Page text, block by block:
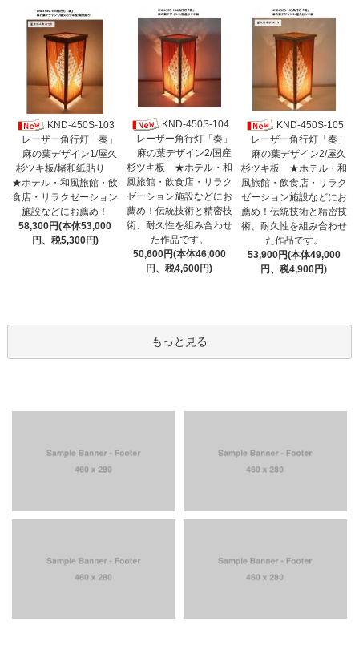
KND-450S-103
レーザー角行灯「奏」
麻の葉デザイン1/屋久
杉ツキ板/楮和紙貼り
★ホテル・和風旅館・飲
食店・リラクゼーション
施設などにお薦め！
58,300円(本体53,000
円、税5,300円)
KND-450S-104
レーザー角行灯「奏」
麻の葉デザイン2/国産
杉ツキ板 ★ホテル・和
風旅館・飲食店・リラク
ゼーション施設などにお
薦め！伝統技術と精密技
術、耐久性を組み合わせ
た作品です。
50,600円(本体46,000
円、税4,600円)
KND-450S-105
レーザー角行灯「奏」
麻の葉デザイン2/屋久
杉ツキ板 ★ホテル・和
風旅館・飲食店・リラク
ゼーション施設などにお
薦め！伝統技術と精密技
術、耐久性を組み合わせ
た作品です。
53,900円(本体49,000
円、税4,900円)
もっと見る